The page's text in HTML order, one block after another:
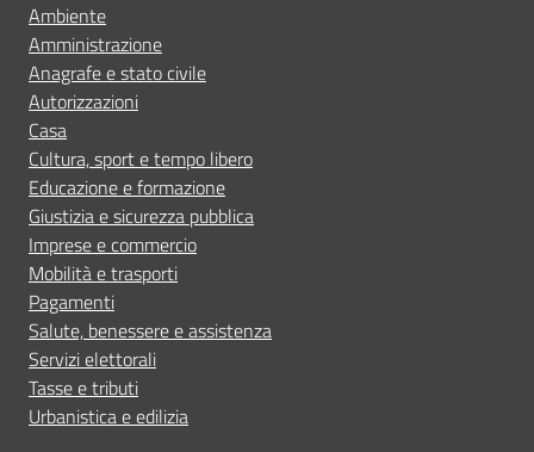
Ambiente
Amministrazione
Anagrafe e stato civile
Autorizzazioni
Casa
Cultura, sport e tempo libero
Educazione e formazione
Giustizia e sicurezza pubblica
Imprese e commercio
Mobilità e trasporti
Pagamenti
Salute, benessere e assistenza
Servizi elettorali
Tasse e tributi
Urbanistica e edilizia